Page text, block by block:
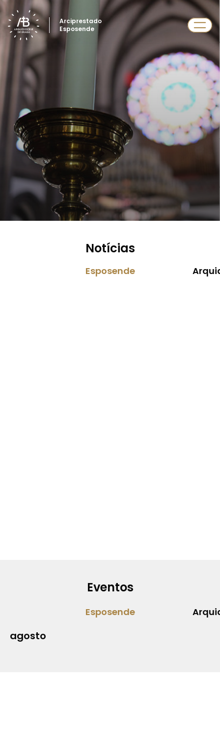
Arciprestado
Esposende
Notícias
Esposende
Eventos
Esposende
agosto